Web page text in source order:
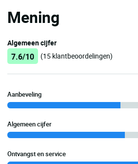
Mening
Algemeen cijfer
7.6/10 (15 klantbeoordelingen)
Aanbeveling
Algemeen cijfer
Ontvangst en service